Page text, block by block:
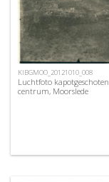
KIBGMOO_20121010_008
Luchtfoto kapotgeschoten
centrum, Moorslede